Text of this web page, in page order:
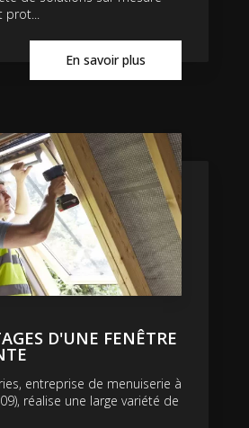
prot...
En savoir plus
D'UNE FENÊTRE
entreprise de menuiserie à
réalise une large variété de